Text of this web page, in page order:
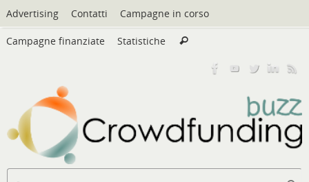
Vai
al
contenuto
Advertising Contatti Campagne in corso
Campagne finanziate Statistiche Cerca